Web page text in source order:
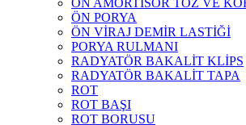
ÖN AMORTİSÖR TOZ VE
ÖN PORYA
ÖN VİRAJ DEMİR LASTİĞİ
PORYA RULMANI
RADYATÖR BAKALİT KLİPS
RADYATÖR BAKALİT TAPA
ROT
ROT BAŞI
ROT BORUSU